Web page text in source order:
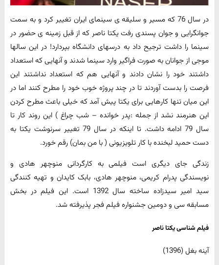
در سال 76 که مسیر و سلیقه ی سینمای ایران تغییر کرد و به سمت
جوانگرایی و جوان پسندی رفت یکتا ناصر که از قبل زمینه ی حضور در
سینما را داشت ترجیح داد به درسهای دانشگاه بپردارد! در این سالها
موجی از جوانان به صورت فراگیر وارد سینما شدند و آنهایی که استعداد
داشتند خود را نشان دادند و آنهایی هم که استعداد نداشتند این
فرصت را بدست آوردند تا در چند پروژه خوب خود را مطرح کنند اما در
این میان تنها کارهایی برای یکتا پیش آمد که خیلی باعث مطرح کردن
این هنرمند نشد از جمله :پدر خوانده – شب چراغ ) این روند کار تا
سال 79 ادامه داشت. تا اینکه در سال 79 تغییر سرنوشت یکتا به
دست حمید لبخنده با کار تلویزیونی ( با من بمان) رقم خورد.
زندگی جای دیگری است فیلمی به کارگردانی منوچهر هادی و
نویسندگی پدرام کریمی، منوچهر هادی، بابک کایدان و تهیه کنندگی
سید امیر سیدزاده ساخته سال 1392 است. این فیلم در بخش
مسابقه سی و دومین جشنواره فیلم فجر پذیرفته شد.
فیلم شناسی یکتا ناصر
آینه بغل (1396)